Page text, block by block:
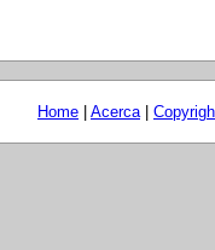
Home Acerca|